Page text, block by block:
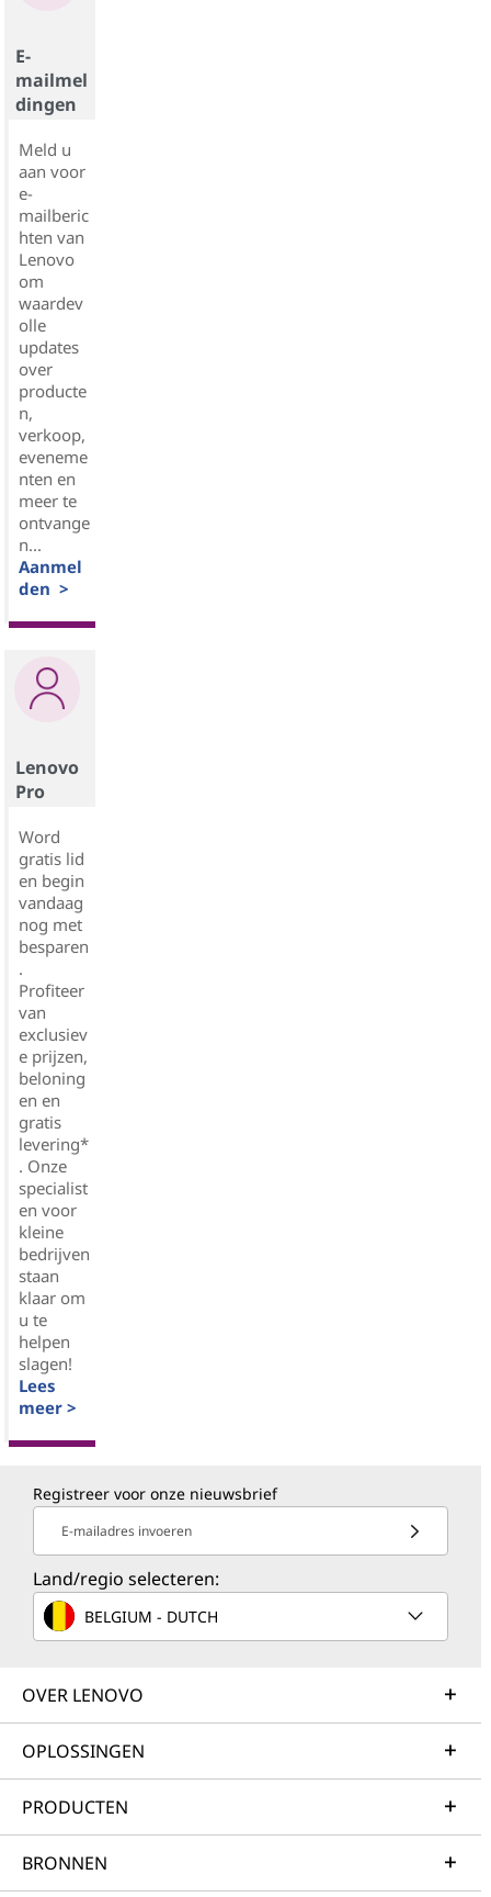
E-
mailmel
dingen
Meld u
aan voor
e-
mailberic
hten van
Lenovo
om
waardev
olle
updates
over
producte
n,
verkoop,
eveneme
nten en
meer te
ontvange
n...
Aanmel
den >
Lenovo
Pro
Word
gratis lid
en begin
vandaag
nog met
besparen
.
Profiteer
van
exclusiev
e prijzen,
beloning
en en
gratis
levering*
. Onze
specialist
en voor
kleine
bedrijven
staan
klaar om
u te
helpen
slagen!
Lees
meer >
Registreer voor onze nieuwsbrief
E-mailadres invoeren
Land/regio selecteren:
BELGIUM - DUTCH
OVER LENOVO
OPLOSSINGEN
PRODUCTEN
BRONNEN